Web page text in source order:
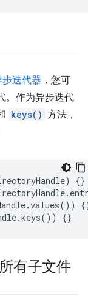
步迭代器 ，您可
。作为异步迭代
keys() 方法，
)
{}
.
.values())
.keys()) {}
有子文件